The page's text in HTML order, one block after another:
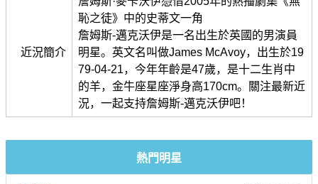
近況簡介
恥之徒》中的史蒂文一角
詹姆斯-邁克沃伊是一名出生於英國的男演員
明星。英文名叫做James McAvoy，出生於19
79-04-21，今年年齡是47歲，是十二生肖中
的羊，金牛座星座淨身高170cm。關注最新近
況，一起支持詹姆斯-邁克沃伊吧！
熱門明星